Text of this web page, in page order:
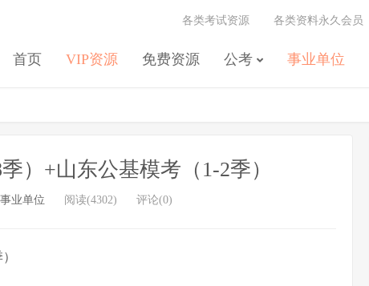
首页 VIP资源 免费资源 公考 事业单位
各类考试资源 各类资料永久会员
）+山东公基模考（1-2季）
事业单位 阅读(4302) 评论(0)